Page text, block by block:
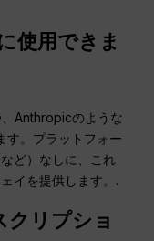
使用できま
Anthropicのような
す。プラットフォー
ど）なしに、これ
イを提供します。.
クリプショ